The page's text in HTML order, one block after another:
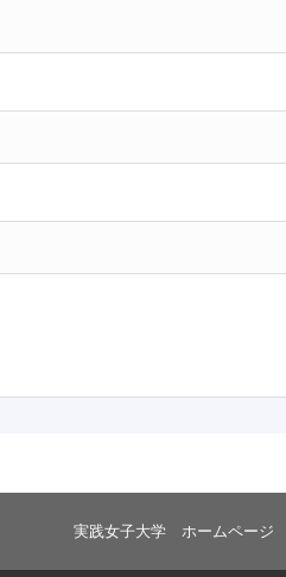
実践女子大学 ホームページ